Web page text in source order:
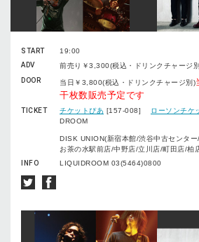
START
19:00
ADV
前売り￥3,300(税込・ドリンクチャージ
DOOR
当日￥3,800(税込・ドリンクチャージ別)
干枚数販売予定です
TICKET チケットぴあ [157-008] ローソンチケ
DROOM
DISK UNION(新宿本館/渋谷中古センタ
お茶の水駅前店/中野店/立川店/町田店/
INFO
LIQUIDROOM 03(5464)0800